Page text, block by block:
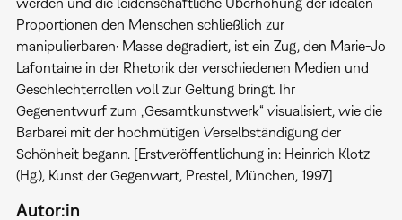
Proportionen den Menschen schließlich zur
manipulierbaren· Masse degradiert, ist ein Zug, den Marie-Jo
Lafontaine in der Rhetorik der verschiedenen Medien und
Geschlechterrollen voll zur Geltung bringt. Ihr
Gegenentwurf zum „Gesamtkunstwerk“ visualisiert, wie die
Barbarei mit der hochmütigen Verselbständigung der
Schönheit begann. [Erstveröffentlichung in: Heinrich Klotz
(Hg.), Kunst der Gegenwart, Prestel, München, 1997]
Autor:in